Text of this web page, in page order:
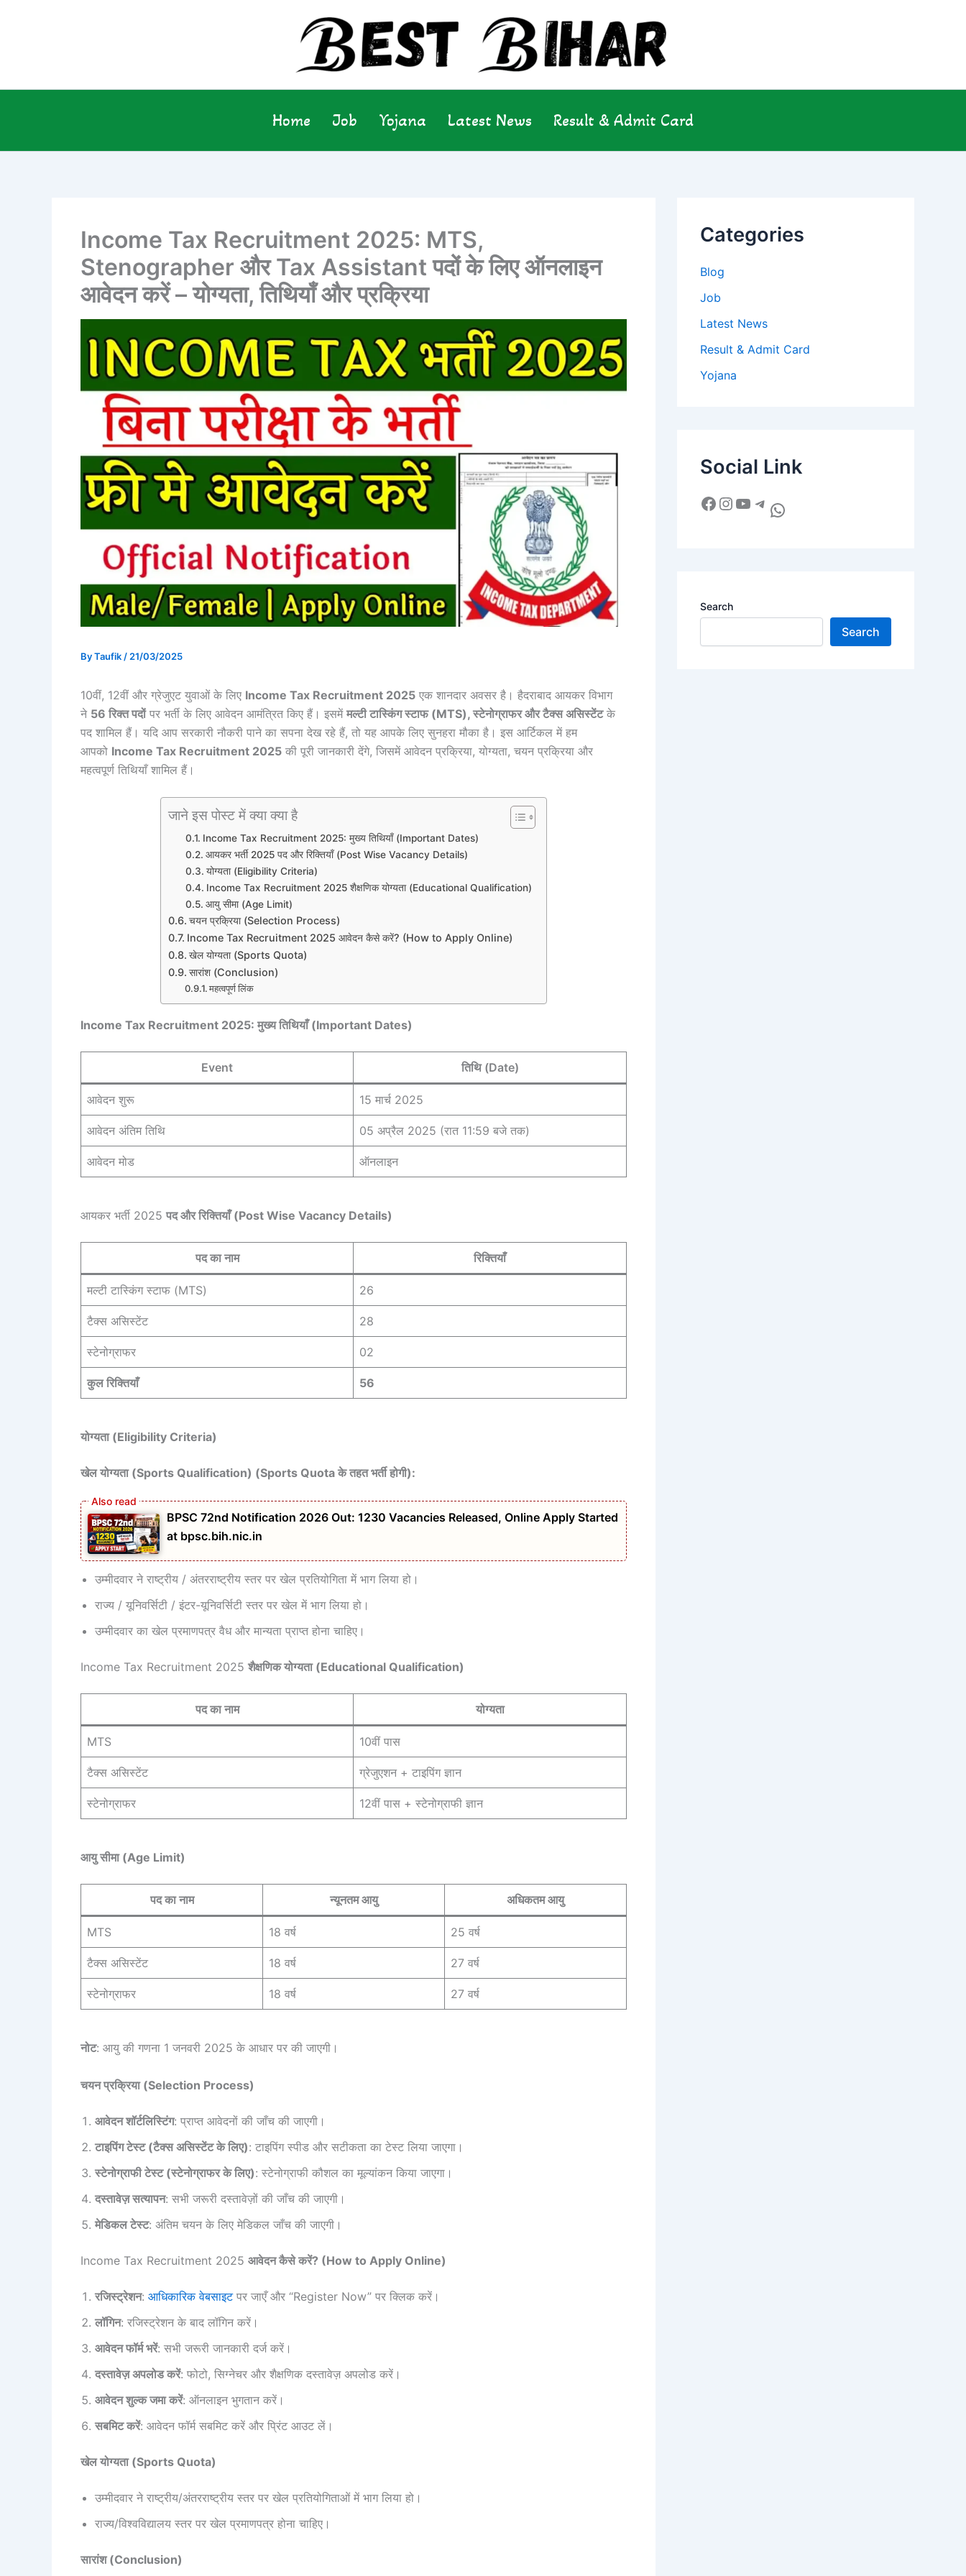
Home Job Yojana Latest News Result & Admit Card
Income Tax Recruitment 2025: MTS,
Stenographer और Tax Assistant पदों के लिए ऑनलाइन
आवेदन करें – योग्यता, तिथियाँ और प्रक्रिया
ByTaufik / 21/03/2025
10वीं, 12वीं और ग्रेजुएट युवाओं के लिए Income Tax Recruitment 2025 एक शानदार अवसर है। हैदराबाद आयकर विभाग
ने 56 रिक्त पदोंपर भर्ती के लिए आवेदन आमंत्रित किए हैं। इसमें मल्टी टास्किंग स्टाफ (MTS), स्टेनोग्राफर और टैक्स असिस्टेंटके
पद शामिल हैं। यदि आप सरकारी नौकरी पाने का सपना देख रहे हैं, तो यह आपके लिए सुनहरा मौका है। इस आर्टिकल में हम
आपको Income Tax Recruitment 2025 की पूरी जानकारी देंगे, जिसमें आवेदन प्रक्रिया, योग्यता, चयन प्रक्रिया और
महत्वपूर्ण तिथियाँ शामिल हैं।
जाने इस पोस्ट में क्या क्या है
Income Tax Recruitment 2025: मुख्य तिथियाँ (Important Dates)
आयकर भर्ती 2025 पद और रिक्तियाँ (Post Wise Vacancy Details)
योग्यता (Eligibility Criteria)
Income Tax Recruitment 2025 शैक्षणिक योग्यता (Educational Qualification)
आयु सीमा (Age Limit)
चयन प्रक्रिया (Selection Process)
Income Tax Recruitment 2025 आवेदन कैसे करें? (How to Apply Online)
खेल योग्यता (Sports Quota)
सारांश (Conclusion)
महत्वपूर्ण लिंक
Income Tax Recruitment 2025: मुख्य तिथियाँ (Important Dates)
Event तिथि (Date)
आवेदन शुरू 15 मार्च 2025
आवेदन अंतिम तिथि 05 अप्रैल 2025 (रात 11:59 बजे तक)
आवेदन मोड ऑनलाइन
आयकर भर्ती 2025 पद और रिक्तियाँ (Post Wise Vacancy Details)
पद का नाम रिक्तियाँ
मल्टी टास्किंग स्टाफ (MTS) 26
टैक्स असिस्टेंट 28
स्टेनोग्राफर 02
कुल रिक्तियाँ 56
योग्यता (Eligibility Criteria)
खेल योग्यता (Sports Qualification) (Sports Quota के तहत भर्ती होगी):
BPSC 72nd Notification 2026 Out: 1230 Vacancies Released, Online Apply Started
at bpsc.bih.nic.in
उम्मीदवार ने राष्ट्रीय / अंतरराष्ट्रीय स्तर पर खेल प्रतियोगिता में भाग लिया हो।
राज्य / यूनिवर्सिटी / इंटर-यूनिवर्सिटी स्तर पर खेल में भाग लिया हो।
उम्मीदवार का खेल प्रमाणपत्र वैध और मान्यता प्राप्त होना चाहिए।
Income Tax Recruitment 2025 शैक्षणिक योग्यता (Educational Qualification)
पद का नाम योग्यता
MTS 10वीं पास
टैक्स असिस्टेंट ग्रेजुएशन + टाइपिंग ज्ञान
स्टेनोग्राफर 12वीं पास + स्टेनोग्राफी ज्ञान
आयु सीमा (Age Limit)
पद का नाम न्यूनतम आयु अधिकतम आयु
MTS 18 वर्ष 25 वर्ष
टैक्स असिस्टेंट 18 वर्ष 27 वर्ष
स्टेनोग्राफर 18 वर्ष 27 वर्ष
नोट: आयु की गणना 1 जनवरी 2025 के आधार पर की जाएगी।
चयन प्रक्रिया (Selection Process)
आवेदन शॉर्टलिस्टिंग: प्राप्त आवेदनों की जाँच की जाएगी।
टाइपिंग टेस्ट (टैक्स असिस्टेंट के लिए): टाइपिंग स्पीड और सटीकता का टेस्ट लिया जाएगा।
स्टेनोग्राफी टेस्ट (स्टेनोग्राफर के लिए): स्टेनोग्राफी कौशल का मूल्यांकन किया जाएगा।
दस्तावेज़ सत्यापन: सभी जरूरी दस्तावेज़ों की जाँच की जाएगी।
मेडिकल टेस्ट: अंतिम चयन के लिए मेडिकल जाँच की जाएगी।
Income Tax Recruitment 2025 आवेदन कैसे करें? (How to Apply Online)
रजिस्ट्रेशन: आधिकारिक वेबसाइटपर जाएँ और “Register Now” पर क्लिक करें।
लॉगिन: रजिस्ट्रेशन के बाद लॉगिन करें।
आवेदन फॉर्म भरें: सभी जरूरी जानकारी दर्ज करें।
दस्तावेज़ अपलोड करें: फोटो, सिग्नेचर और शैक्षणिक दस्तावेज़ अपलोड करें।
आवेदन शुल्क जमा करें: ऑनलाइन भुगतान करें।
सबमिट करें: आवेदन फॉर्म सबमिट करें और प्रिंट आउट लें।
खेल योग्यता (Sports Quota)
उम्मीदवार ने राष्ट्रीय/अंतरराष्ट्रीय स्तर पर खेल प्रतियोगिताओं में भाग लिया हो।
राज्य/विश्वविद्यालय स्तर पर खेल प्रमाणपत्र होना चाहिए।
सारांश (Conclusion)
Categories
Blog
Job
Latest News
Result & Admit Card
Yojana
Social Link
Search
Search